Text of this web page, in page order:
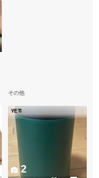
その他
YETI
2